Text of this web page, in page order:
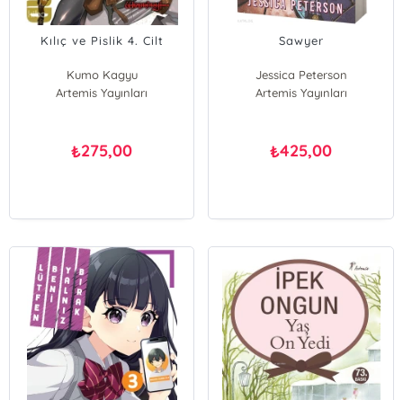
Kılıç ve Pislik 4. Cilt
Kumo Kagyu
Artemis Yayınları
₺275,00
Sawyer
Jessica Peterson
Artemis Yayınları
₺425,00